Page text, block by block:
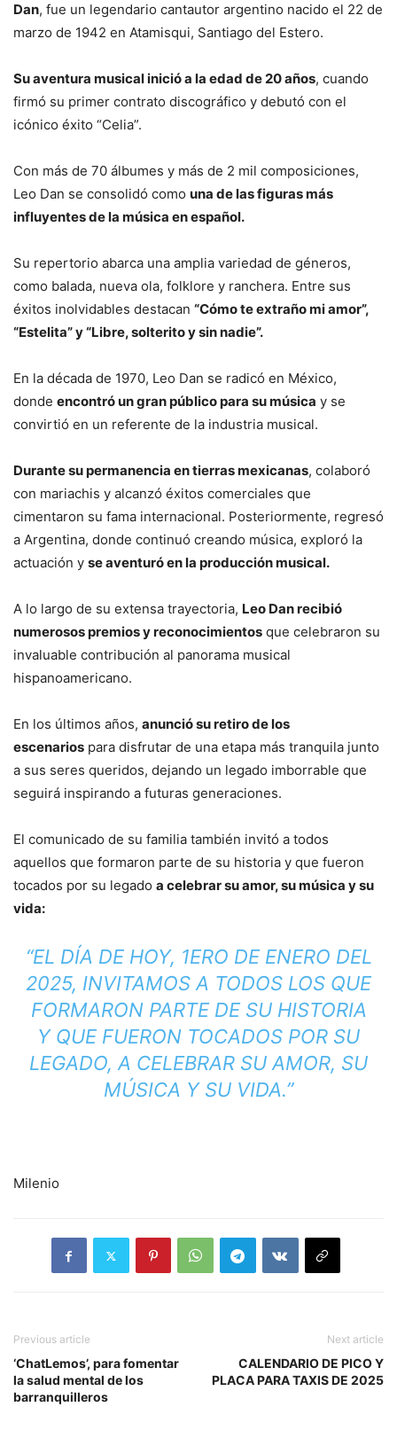
Dan, fue un legendario cantautor argentino nacido el 22 de
marzo de 1942 en Atamisqui, Santiago del Estero.
Su aventura musical inició a la edad de 20 años, cuando
firmó su primer contrato discográfico y debutó con el
icónico éxito “Celia”.
Con más de 70 álbumes y más de 2 mil composiciones,
Leo Dan se consolidó como una de las figuras más
influyentes de la música en español.
Su repertorio abarca una amplia variedad de géneros,
como balada, nueva ola, folklore y ranchera. Entre sus
éxitos inolvidables destacan “Cómo te extraño mi amor”,
“Estelita” y “Libre, solterito y sin nadie”.
En la década de 1970, Leo Dan se radicó en México,
donde encontró un gran público para su música y se
convirtió en un referente de la industria musical.
Durante su permanencia en tierras mexicanas, colaboró
con mariachis y alcanzó éxitos comerciales que
cimentaron su fama internacional. Posteriormente, regresó
a Argentina, donde continuó creando música, exploró la
actuación y se aventuró en la producción musical.
A lo largo de su extensa trayectoria, Leo Dan recibió
numerosos premiosy reconocimientos que celebraron su
invaluable contribución al panorama musical
hispanoamericano.
En los últimos años, anunció su retiro de los
escenarios para disfrutar de una etapa más tranquila junto
a sus seres queridos, dejando un legado imborrable que
seguirá inspirando a futuras generaciones.
El comunicado de su familia también invitó a todos
aquellos que formaron parte de su historia y que fueron
tocados por su legado a celebrar su amor, su música y su
vida:
“EL DÍA DE HOY, 1ERO DE ENERO DEL
2025, INVITAMOS A TODOS LOS QUE
FORMARON PARTE DE SU HISTORIA
Y QUE FUERON TOCADOS POR SU
LEGADO, A CELEBRAR SU AMOR, SU
MÚSICA Y SU VIDA.”
Milenio
Previous article
‘ChatLemos’, para fomentar
la salud mental de los
barranquilleros
Next article
CALENDARIO DE PICO Y
PLACA PARA TAXIS DE 2025